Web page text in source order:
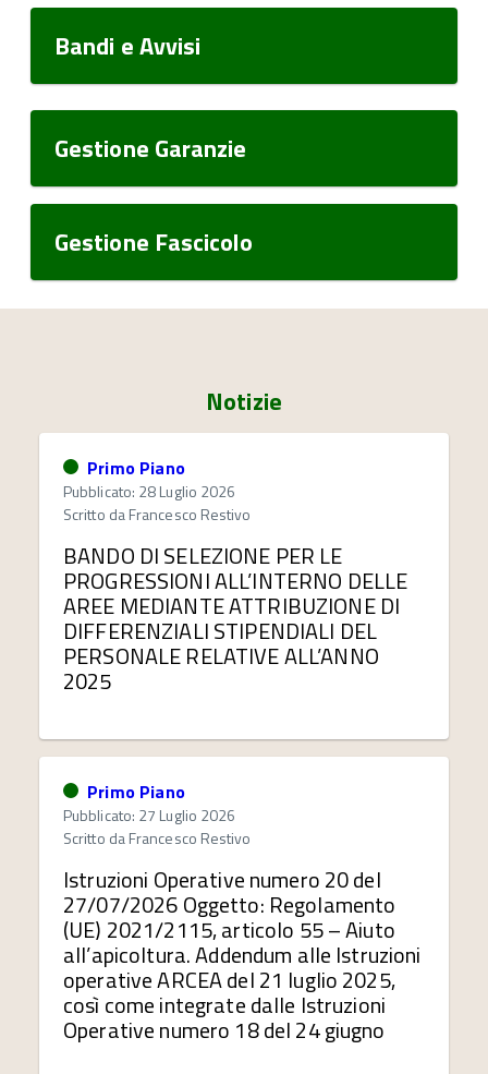
Bandi e Avvisi
Gestione Garanzie
Gestione Fascicolo
Notizie
Primo Piano
Pubblicato: 28 Luglio 2026
Scritto daFrancesco Restivo
BANDO DI SELEZIONE PER LE
PROGRESSIONI ALL’INTERNO DELLE
AREE MEDIANTE ATTRIBUZIONE DI
DIFFERENZIALI STIPENDIALI DEL
PERSONALE RELATIVE ALL’ANNO
2025
Primo Piano
Pubblicato: 27 Luglio 2026
Scritto daFrancesco Restivo
Istruzioni Operative numero 20 del
27/07/2026 Oggetto: Regolamento
(UE) 2021/2115, articolo 55 – Aiuto
all’apicoltura. Addendum alle Istruzioni
operative ARCEA del 21 luglio 2025,
così come integrate dalle Istruzioni
Operative numero 18 del 24 giugno